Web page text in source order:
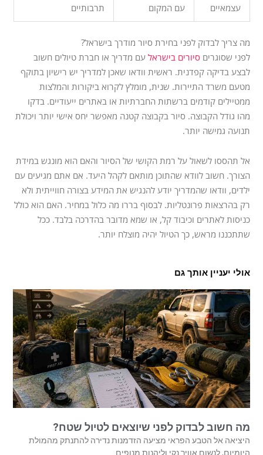
עצמאיים
עם המקום
תרבותיים
מה צריך לבדוק לפני בחירת סיור מודרך בישראל?
לפני שסוגרים סיורים בישראלעם מדריך או חברת טיולים חשוב
לבצע בדיקה קפדנית. ראשית וודאו שאכן למדריך יש רישיון בתוקף
מטעם משרד התיירות. שנית, מומלץ לקרוא ביקורות והמלצות
ממטיילים קודמים ברשתות החברתיות או באתרים ייעודיים. בדקו
מהו גודל הקבוצה. סיור בקבוצה קטנה מאפשר יחס אישי יותר ויכולת
תנועה גמישה יותר.
אל תהססו לשאול על רמת הקושי של הסיור והאם הוא מונגש במידת
הצורך. חשוב לוודא שהתוכן מותאם לקהל היעד. אם אתם מגיעים עם
ילדים, וודאו שהמדריך יודע להנגיש את המידע בצורה חווייתית ולא
רק בהרצאות פרונטליות. לבסוף בררו מה כלול במחיר. האם הוא כולל
כניסות לאתרים וכיבוד קל, או שמא מדובר בהדרכה בלבד. ככל
שתתכננו מראש, כך הטיול יהיה מוצלח יותר.
אולי יעניין אותך גם
מה חשוב לבדוק לפני שיוצאים לטיול שטח?
היציאה אל הטבע הפראי מציעה הזדמנות נדירה להתנתק מהמולת
היומיום, לנשום אוויר נקי וליהנות מנופים